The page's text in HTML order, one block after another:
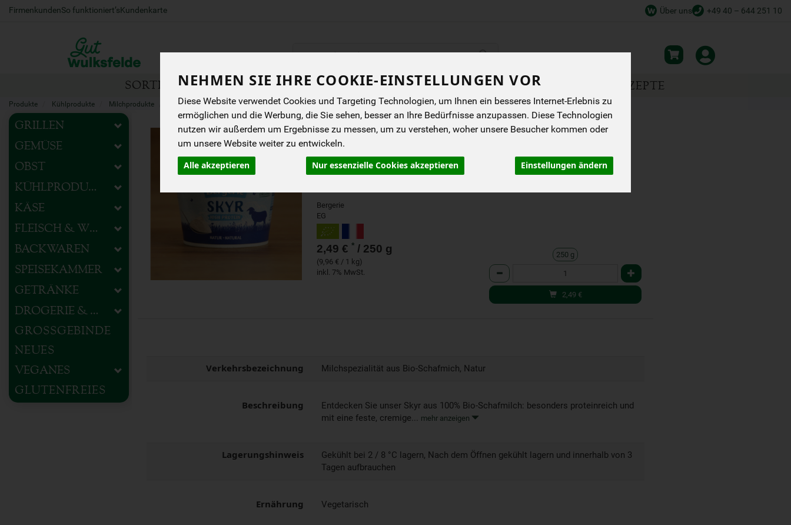
NEHMEN SIE IHRE COOKIE-EINSTELLUNGEN VOR
Diese Website verwendet Cookies und Targeting Technologien, um Ihnen ein besseres Internet-Erlebnis zu
ermöglichen und die Werbung, die Sie sehen, besser an Ihre Bedürfnisse anzupassen. Diese Technologien
nutzen wir außerdem um Ergebnisse zu messen, um zu verstehen, woher unsere Besucher kommen oder
um unsere Website weiter zu entwickeln.
Alle akzeptieren Nur essenzielle Cookies akzeptieren Einstellungen ändern
FirmenkundenSo funktioniert’sKundenkarte +49 40 – 644 251 10
Über uns
SORTIMENT HOFEIGENES BIOKISTEN ANGEBOTE NEUES INSPIRATION REZEPTE
Produkte Kühlprodukte Milchprodukte Molkereiprodukte
GRILLEN
GEMÜSE
OBST
KÜHLPRODUKTE
KÄSE
FLEISCH & WURST
BACKWAREN
SPEISEKAMMER
GETRÄNKE
DROGERIE & HAUSHALT
GROSSGEBINDE
NEUES
VEGANES
GLUTENFREIES
SKYR NATUR AUS SCHAFMILCH
Neu ab Mai 2025: unser Skyr aus Bio-
Schafmilch ist besonders proteinreich und hat
Bergerie
EG
2,49 € * / 250 g
(9,96 € / 1 kg)
inkl. 7% MwSt.
250 g
Anzahl
2,49 €
Verkehrsbezeichnung Milchspezialität aus Bio-Schafmich, Natur
Beschreibung
Entdecken Sie unser Skyr aus 100% Bio-Schafmilch: besonders proteinreich und
mit eine feste, cremige... mehr anzeigen
Lagerungshinweis
Gekühlt bei 2 / 8 °C lagern, Nach dem Öffnen gekühlt lagern und innerhalb von 3
Tagen aufbrauchen
Ernährung Vegetarisch